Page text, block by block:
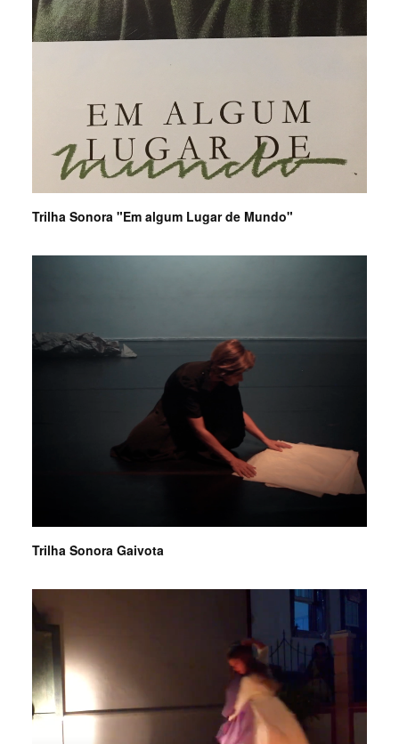
Trilha Sonora "Em algum Lugar de Mundo"
Trilha Sonora Gaivota